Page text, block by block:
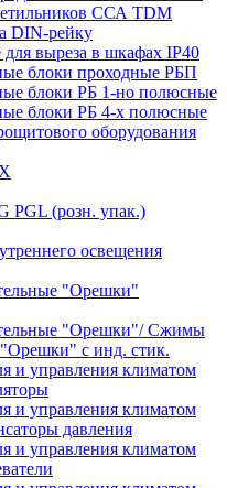
ССА TDM
DIN-рейку
выреза в шкафах IP40
блоки проходные РБП
блоки РБ 1-но полюсные
блоки РБ 4-х полюсные
оборудования
PGL (розн. упак.)
освещения
"Орешки"
"Орешки"/ Сжимы
"Орешки" с инд. стик.
и управления климатом
и управления климатом
давления
и управления климатом